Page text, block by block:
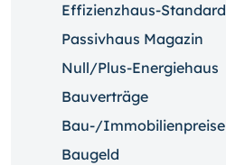
Effizienzhaus-Standard
Passivhaus Magazin
Null/Plus-Energiehaus
Bauverträge
Bau-/Immobilienpreise
Baugeld